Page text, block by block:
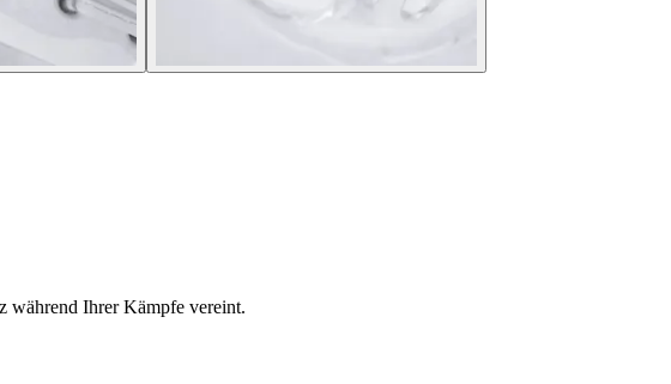
während Ihrer Kämpfe vereint.